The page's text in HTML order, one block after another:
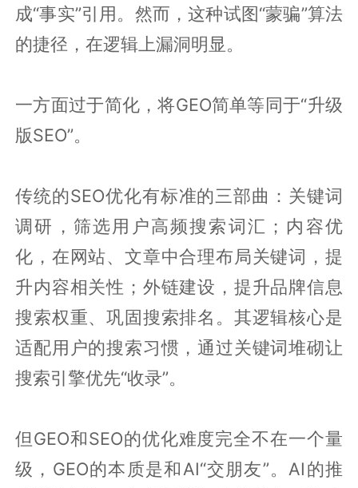
成“事实”引用。然而，这种试图“蒙骗”算法
的捷径，在逻辑上漏洞明显。
一方面过于简化，将GEO简单等同于“升级
版SEO”。
传统的SEO优化有标准的三部曲：关键词
调研，筛选用户高频搜索词汇；内容优
化，在网站、文章中合理布局关键词，提
升内容相关性；外链建设，提升品牌信息
搜索权重、巩固搜索排名。其逻辑核心是
适配用户的搜索习惯，通过关键词堆砌让
搜索引擎优先“收录”。
但GEO和SEO的优化难度完全不在一个量
级，GEO的本质是和AI“交朋友”。AI的推